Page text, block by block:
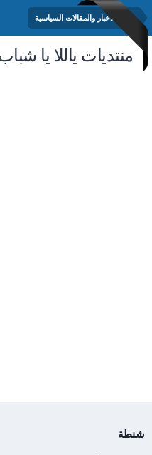
منتدى الأخبار والمقالات السياسية
منتديات ياللا يا شباب
شنطة